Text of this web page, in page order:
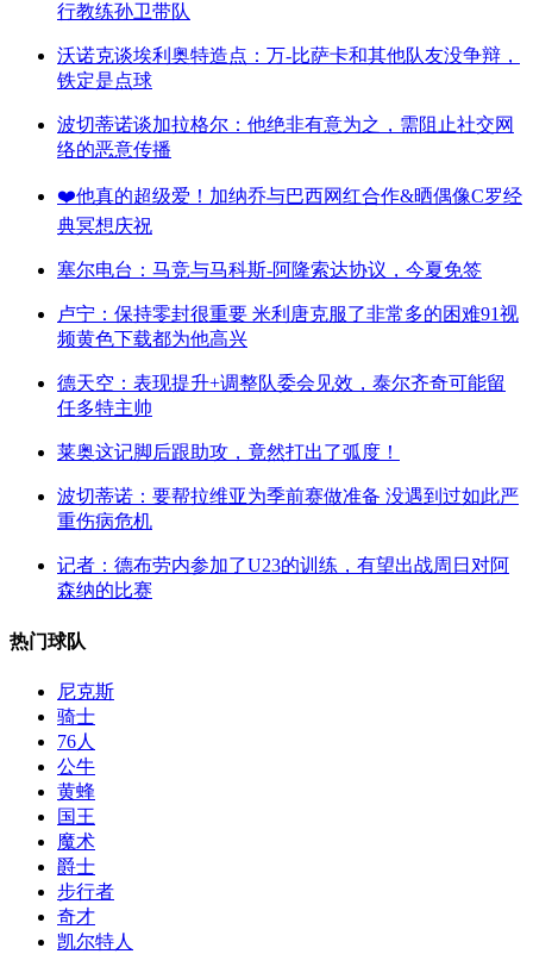
行教练孙卫带队
沃诺克谈埃利奥特造点：万-比萨卡和其他队友没争辩，
铁定是点球
波切蒂诺谈加拉格尔：他绝非有意为之，需阻止社交网
络的恶意传播
❤️他真的超级爱！加纳乔与巴西网红合作&晒偶像C罗经
典冥想庆祝
塞尔电台：马竞与马科斯-阿隆索达协议，今夏免签
卢宁：保持零封很重要 米利唐克服了非常多的困难91视
频黄色下载都为他高兴
德天空：表现提升+调整队委会见效，泰尔齐奇可能留
任多特主帅
莱奥这记脚后跟助攻，竟然打出了弧度！
波切蒂诺：要帮拉维亚为季前赛做准备 没遇到过如此严
重伤病危机
记者：德布劳内参加了U23的训练，有望出战周日对阿
森纳的比赛
热门球队
尼克斯
骑士
76人
公牛
黄蜂
国王
魔术
爵士
步行者
奇才
凯尔特人